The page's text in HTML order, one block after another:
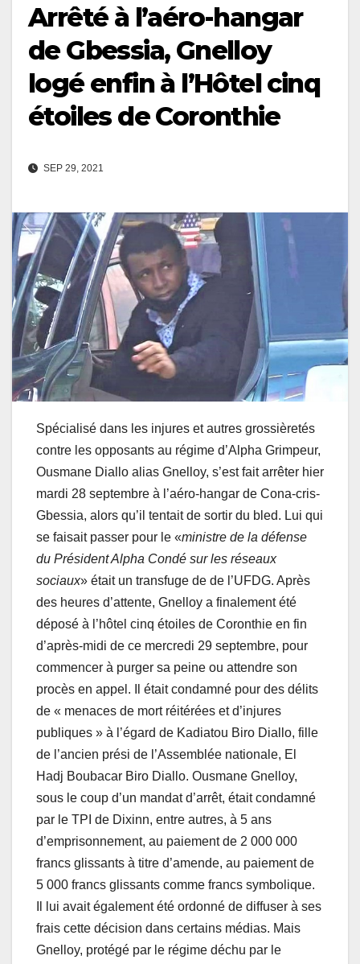
Arrêté à l’aéro-hangar
de Gbessia, Gnelloy
logé enfin à l’Hôtel cinq
étoiles de Coronthie
SEP 29, 2021
Spécialisé dans les injures et autres grossièretés
contre les opposants au régime d’Alpha Grimpeur,
Ousmane Diallo alias Gnelloy, s’est fait arrêter hier
mardi 28 septembre à l’aéro-hangar de Cona-cris-
Gbessia, alors qu’il tentait de sortir du bled. Lui qui
se faisait passer pour le «ministre de la défense
du Président Alpha Condé sur les réseaux
sociaux» était un transfuge de de l’UFDG. Après
des heures d’attente, Gnelloy a finalement été
déposé à l’hôtel cinq étoiles de Coronthie en fin
d’après-midi de ce mercredi 29 septembre, pour
commencer à purger sa peine ou attendre son
procès en appel. Il était condamné pour des délits
de « menaces de mort réitérées et d’injures
publiques » à l’égard de Kadiatou Biro Diallo, fille
de l’ancien prési de l’Assemblée nationale, El
Hadj Boubacar Biro Diallo. Ousmane Gnelloy,
sous le coup d’un mandat d’arrêt, était condamné
par le TPI de Dixinn, entre autres, à 5 ans
d’emprisonnement, au paiement de 2 000 000
francs glissants à titre d’amende, au paiement de
5 000 francs glissants comme francs symbolique.
Il lui avait également été ordonné de diffuser à ses
frais cette décision dans certains médias. Mais
Gnelloy, protégé par le régime déchu par le